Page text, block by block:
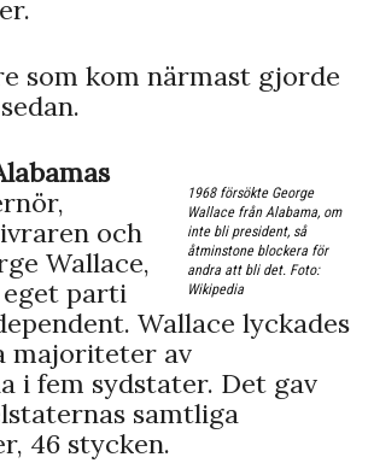
som kom närmast gjorde
1968 försökte George
Wallace från Alabama, om
inte bli president, så
åtminstone blockera för
andra att bli det. Foto:
Wikipedia
och
Wallace,
parti
Wallace lyckades
majoriteter av
i fem sydstater. Det gav
samtliga
46 stycken.